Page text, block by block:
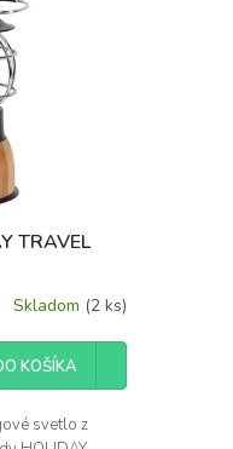
TRAVEL
Skladom (2 ks)
KOŠÍKA
svetlo z